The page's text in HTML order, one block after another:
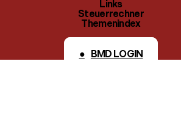
Links
Steuerrechner
Themenindex
BMD LOGIN